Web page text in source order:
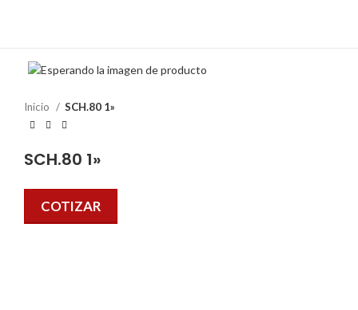
Inicio SCH.80 1»
SCH.80 1»
COTIZAR